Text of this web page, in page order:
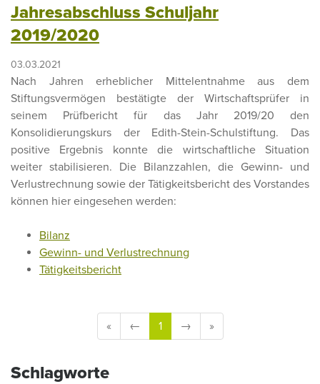
Jahresabschluss Schuljahr
2019/2020
03.03.2021
Nach Jahren erheblicher Mittelentnahme aus dem
Stiftungsvermögen bestätigte der Wirtschaftsprüfer in
seinem Prüfbericht für das Jahr 2019/20 den
Konsolidierungskurs der Edith-Stein-Schulstiftung. Das
positive Ergebnis konnte die wirtschaftliche Situation
weiter stabilisieren. Die Bilanzzahlen, die Gewinn- und
Verlustrechnung sowie der Tätigkeitsbericht des Vorstandes
können hier eingesehen werden:
Bilanz
Gewinn- und Verlustrechnung
Tätigkeitsbericht
« ← 1 → »
Schlagworte